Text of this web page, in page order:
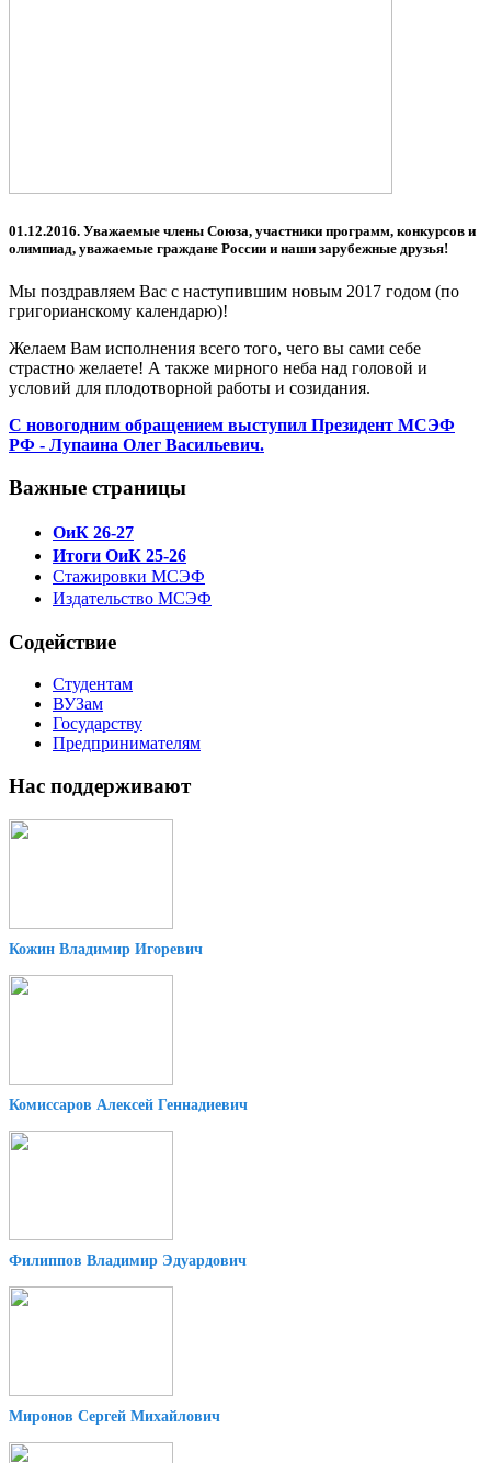
01.12.2016. Уважаемые члены Союза, участники программ, конкурсов и
олимпиад, уважаемые граждане России и наши зарубежные друзья!
Мы поздравляем Вас с наступившим новым 2017 годом (по
григорианскому календарю)!
Желаем Вам исполнения всего того, чего вы сами себе
страстно желаете! А также мирного неба над головой и
условий для плодотворной работы и созидания.
С новогодним обращением выступил Президент МСЭФ
РФ - Лупаина Олег Васильевич.
Важные страницы
ОиК 26-27
Итоги ОиК 25-26
Стажировки МСЭФ
Издательство МСЭФ
Содействие
Студентам
ВУЗам
Государству
Предпринимателям
Нас поддерживают
Кожин Владимир Игоревич
Комиссаров Алексей Геннадиевич
Филиппов Владимир Эдуардович
Миронов Сергей Михайлович